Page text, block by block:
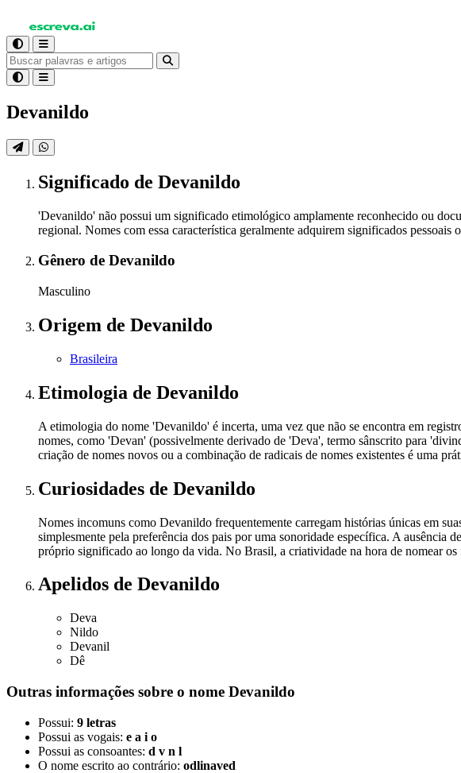
Devanildo
Significado de Devanildo
'Devanildo' não possui um significado etimológico amplamente reconhecido ou
regional. Nomes com essa característica geralmente adquirem significados
Gênero de Devanildo
Masculino
Origem de Devanildo
Brasileira
Etimologia de Devanildo
A etimologia do nome 'Devanildo' é incerta, uma vez que não se encontra em
nomes, como 'Devan' (possivelmente derivado de 'Deva', termo sânscrito para
criação de nomes novos ou a combinação de radicais de nomes existentes é uma
Curiosidades de Devanildo
Nomes incomuns como Devanildo frequentemente carregam histórias únicas em
simplesmente pela preferência dos pais por uma sonoridade específica. A ausência
próprio significado ao longo da vida. No Brasil, a criatividade na hora de nomear
Apelidos de Devanildo
Deva
Nildo
Devanil
Dê
Outras informações sobre o nome Devanildo
Possui: 9 letras
Possui as vogais: e a i o
Possui as consoantes: d v n l
O nome escrito ao contrário: odlinaved